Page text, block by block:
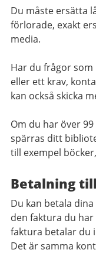
Du måste ersätta
förlorade, exakt
media.
Har du frågor
eller ett krav,
kan också skicka
Om du har över
spärras ditt
till exempel
Betalning
Du kan betala
den faktura du
faktura betalar du
Det är samma